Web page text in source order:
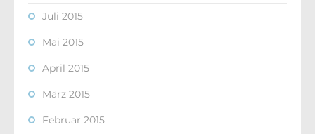
Juli 2015
Mai 2015
April 2015
März 2015
Februar 2015